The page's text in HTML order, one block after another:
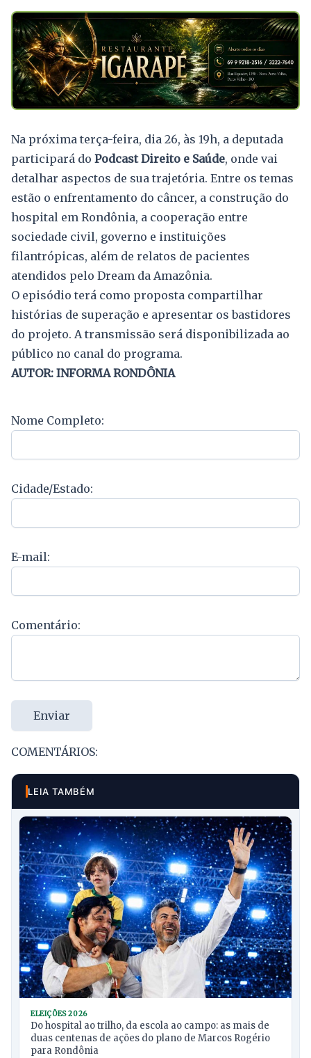
Na próxima terça-feira, dia 26, às 19h, a deputada
participará do Podcast Direito e Saúde, onde vai
detalhar aspectos de sua trajetória. Entre os temas
estão o enfrentamento do câncer, a construção do
hospital em Rondônia, a cooperação entre
sociedade civil, governo e instituições
filantrópicas, além de relatos de pacientes
atendidos pelo Dream da Amazônia.
O episódio terá como proposta compartilhar
histórias de superação e apresentar os bastidores
do projeto. A transmissão será disponibilizada ao
público no canal do programa.
AUTOR: INFORMA RONDÔNIA
Nome Completo:
Cidade/Estado:
E-mail:
Comentário:
Enviar
COMENTÁRIOS:
LEIA TAMBÉM
ELEIÇÕES 2026
Do hospital ao trilho, da escola ao campo: as mais de
duas centenas de ações do plano de Marcos Rogério
para Rondônia